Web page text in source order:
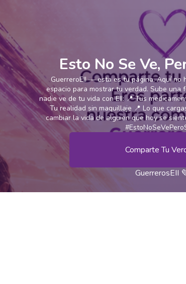
Esto No Se Ve,
GuerreroEII — esta es tu página. Aquí no
espacio para mostrar tu verdad. Sube una
nadie ve de tu vida con EII: 📍 Tus
Tu realidad sin maquillaje 📍 Lo que
cambiar la vida de alguien que hoy se
Comparte Tu
GuerrerosEII